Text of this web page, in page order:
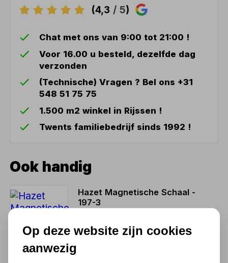
(4,3 / 5)
Chat met ons van 9:00 tot 21:00 !
Voor 16.00 u besteld, dezelfde dag
verzonden
(Technische) Vragen ? Bel ons +31
548 51 75 75
1.500 m2 winkel in Rijssen !
Twents familiebedrijf sinds 1992 !
Ook handig
Hazet Magnetische Schaal -
197-3
17,30
14,30 excl. BTW
Op deze website zijn cookies
aanwezig